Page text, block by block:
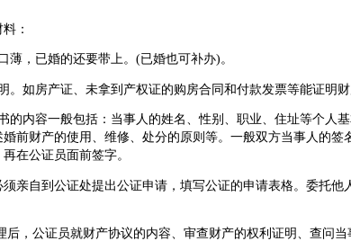
：
薄，已婚的还要带上。(已婚也可补办)。
。如房产证、未拿到产权证的购房合同和付款发票等能证明财
的内容一般包括：当事人的姓名、性别、职业、住址等个人
前财产的使用、维修、处分的原则等。一般双方当事人的签
在公证员面前签字。
亲自到公证处提出公证申请，填写公证的申请表格。委托他
，公证员就财产协议的内容、审查财产的权利证明、查问当